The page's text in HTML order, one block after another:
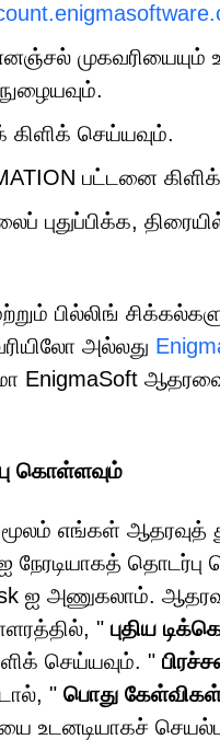
செய்யவும்.
பட்டனை
புதுப்பிக்க,
பில்லிங்
அல்லது
EnigmaSoft
கொள்ளவும்
மூலம் எங்கள் ஆதரவுத்
ஐ அணுகலாம்.
" புதிய
செய்யவும். "
" பொது